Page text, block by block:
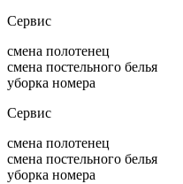
Сервис
смена полотенец
смена постельного белья
уборка номера
Сервис
смена полотенец
смена постельного белья
уборка номера